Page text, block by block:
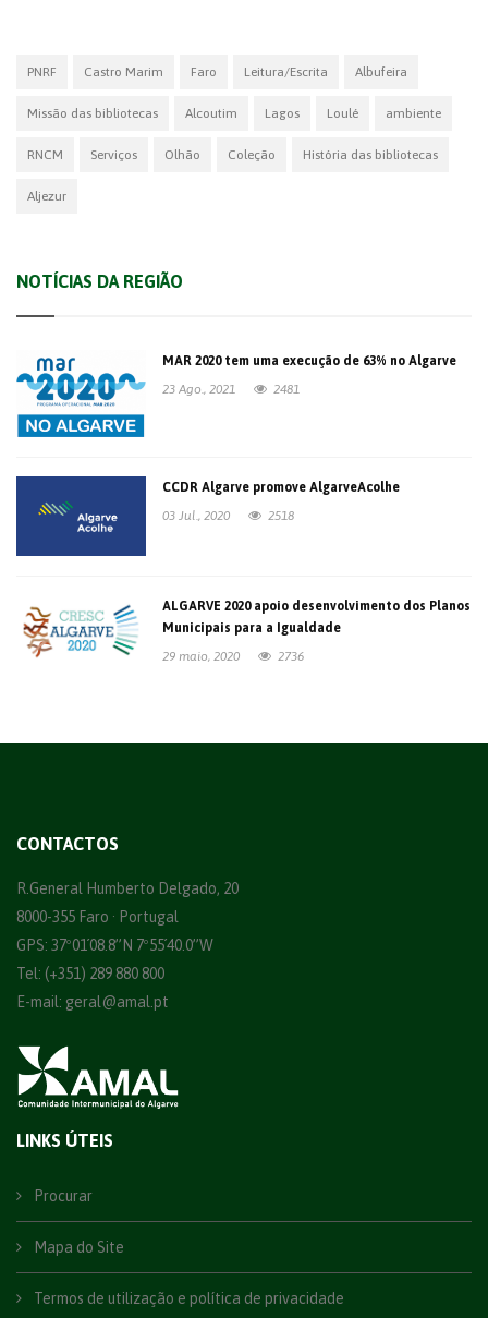
PNRF Castro Marim Faro Leitura/Escrita Albufeira
Missão das bibliotecas Alcoutim Lagos Loulé ambiente
RNCM Serviços Olhão Coleção História das bibliotecas
Aljezur
NOTÍCIAS DA REGIÃO
MAR 2020 tem uma execução de 63% no Algarve
23 Ago., 2021
2481
CCDR Algarve promove AlgarveAcolhe
03 Jul., 2020
2518
ALGARVE 2020 apoio desenvolvimento dos Planos
Municipais para a Igualdade
29 maio, 2020
2736
CONTACTOS
R.General Humberto Delgado, 20
8000-355 Faro · Portugal
GPS: 37º01´08.8”N 7º55´40.0”W
Tel: (+351) 289 880 800
E-mail: geral@amal.pt
LINKS ÚTEIS
Procurar
Mapa do Site
Termos de utilização e política de privacidade